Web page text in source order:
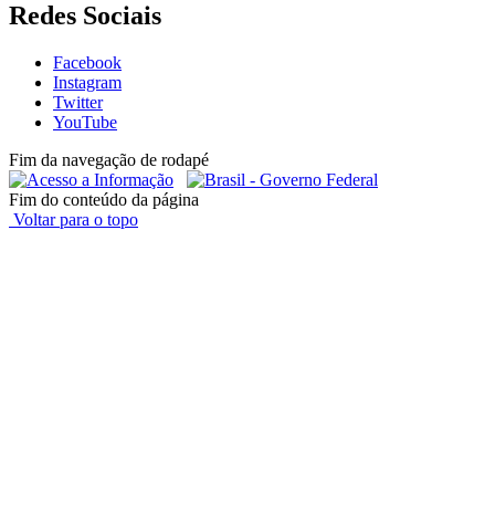
Redes Sociais
Facebook
Instagram
Twitter
YouTube
Fim da navegação de rodapé
Fim do conteúdo da página
Voltar para o topo